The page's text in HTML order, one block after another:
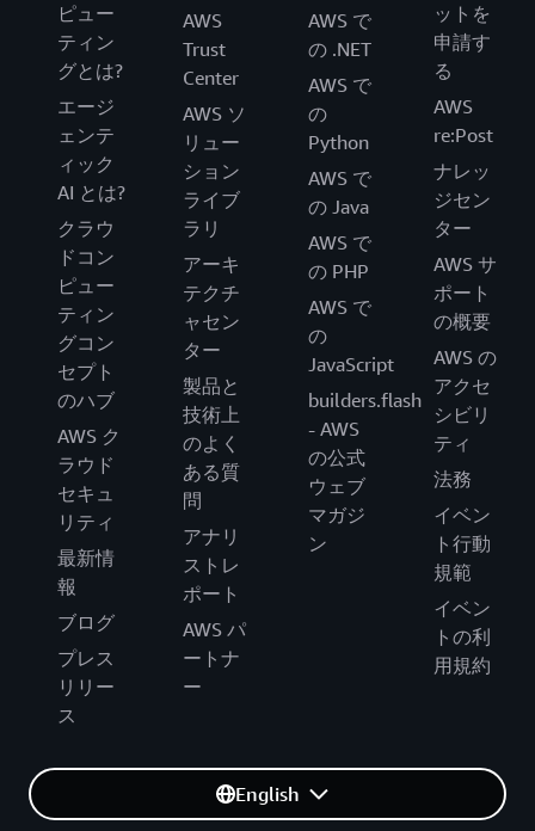
ピュー
ティン
グとは?
エージ
ェンテ
ィック
AI とは?
クラウ
ドコン
ピュー
ティン
グコン
セプト
のハブ
AWS ク
ラウド
セキュ
リティ
最新情
報
ブログ
プレス
リリー
ス
AWS
Trust
Center
AWS ソ
リュー
ション
ライブ
ラリ
アーキ
テクチ
ャセン
ター
製品と
技術上
のよく
ある質
問
アナリ
ストレ
ポート
AWS パ
ートナ
ー
AWS で
の .NET
AWS で
の
Python
AWS で
の Java
AWS で
の PHP
AWS で
の
JavaScript
builders.flash
- AWS
の公式
ウェブ
マガジ
ン
ットを
申請す
る
AWS
re:Post
ナレッ
ジセン
ター
AWS サ
ポート
の概要
AWS の
アクセ
シビリ
ティ
法務
イベン
ト行動
規範
イベン
トの利
用規約
English